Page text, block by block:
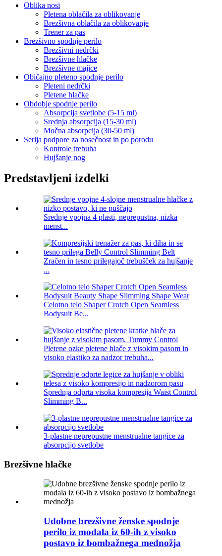
Oblika nosi
Pletena oblačila za oblikovanje
Brezšivna oblačila za oblikovanje
Trener za pas
Brezšivno spodnje perilo
Brezšivni nedrčki
Brezšivne hlačke
Brezšivne majice
Običajno pleteno spodnje perilo
Pleteni nedrčki
Pletene hlačke
Obdobje spodnje perilo
Absorpcija svetlobe (5-15 ml)
Srednja absorpcija (15-30 ml)
Močna absorpcija (30-50 ml)
Serija podpore za nosečnost in po porodu
Kontrole trebuha
Hujšanje nog
Predstavljeni izdelki
Srednje vpojna 4 plasti, neprepustna, nizka
menst...
Zračen in tesno prilegajoč trebušček za hujšanje
...
Celotno telo Shaper Crotch Open Seamless
Bodysuit Be...
Pletene ozke pletene hlače z visokim pasom in
visoko elastiko za nadzor trebuha...
Sprednja odprta visoka kompresija Waist Control
Slimming B...
3-plastne neprepustne menstrualne tangice za
absorpcijo svetlobe
Brezšivne hlačke
Udobne brezšivne ženske spodnje
perilo iz modala iz 60-ih z visoko
postavo iz bombažnega mednožja